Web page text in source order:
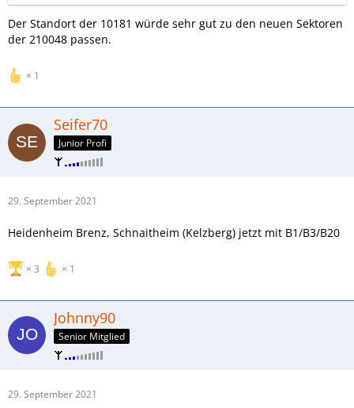
Der Standort der 10181 würde sehr gut zu den neuen Sektoren
der 210048 passen.
1
Seifer70
Junior Profi
29. September 2021
Heidenheim Brenz, Schnaitheim (Kelzberg) jetzt mit B1/B3/B20
3 1
Johnny90
Senior Mitglied
29. September 2021